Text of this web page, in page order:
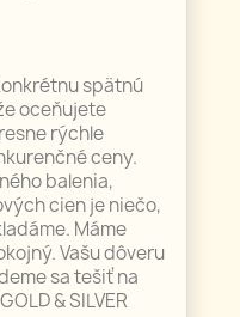
spätnú
oceňujete
rýchle
ceny.
balenia,
cien je niečo,
Máme
Vašu dôveru
sa tešiť na
& SILVER